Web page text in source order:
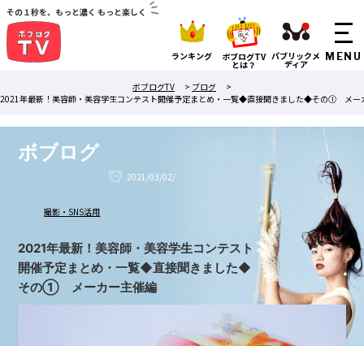
その１秒を、もっと濃く もっと楽しく
ランキング ボブログTV
とは？
パブリックメ
ディア
ボブログTV
> ブログ
>
2021年最新！美容師・美容学生コンテスト開催予定まとめ・一覧◆直接聞きました◆その① メー
ボブログ
2021/03/02/
撮影・SNS活用
2021年最新！美容師・美容学生コンテスト
開催予定まとめ・一覧◆直接聞きました◆
その① メーカー主催編